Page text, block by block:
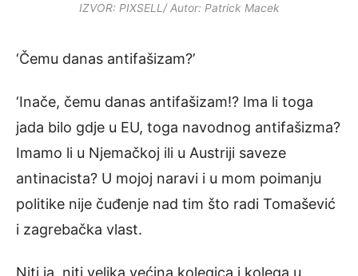
IZVOR: PIXSELL/ Autor: Patrick Macek
‘Čemu danas antifašizam?’
‘Inače, čemu danas antifašizam!? Ima li toga
jada bilo gdje u EU, toga navodnog antifašizma?
Imamo li u Njemačkoj ili u Austriji saveze
antinacista? U mojoj naravi i u mom poimanju
politike nije čuđenje nad tim što radi Tomašević
i zagrebačka vlast.
Niti ja, niti velika većina kolegica i kolega u